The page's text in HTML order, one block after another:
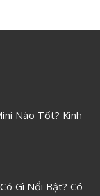
Nào Tốt? Kinh
Gì Nổi Bật? Có